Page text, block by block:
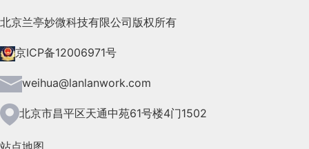
2021年8月(147)
2021年7月(149)
2021年6月(157)
2021年5月(124)
北京兰亭妙微科技有限公司版权所有
京ICP备12006971号
weihua@lanlanwork.com
北京市昌平区天通中苑61号楼4门1502